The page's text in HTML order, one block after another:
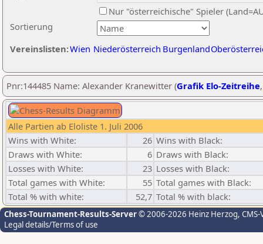
Sortierung
Nur "österreichische" Spieler
Vereinslisten:Wien Niederösterreich Burgenland
Pnr:144485 Name: Alexander Kranewitter (Grafik Elo-Zeitreihe
Alle Partien ab Eloliste 1. Juli 2006
Wins with White:
26 Wins with Black:
Draws with White:
6 Draws with Black:
Losses with White:
23 Losses with Black:
Total games with White:
55 Total games with Black:
Total % with white:
52,7 Total % with black:
Chess-Tournament-Results-Server© 2006-2026 Heinz Herzog,
Legal details/Terms of use